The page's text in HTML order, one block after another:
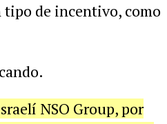
de incentivo, como
NSO Group, por